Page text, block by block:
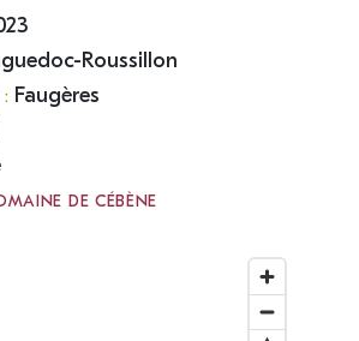
Roussillon
: Faugères
DE CÉBÈNE